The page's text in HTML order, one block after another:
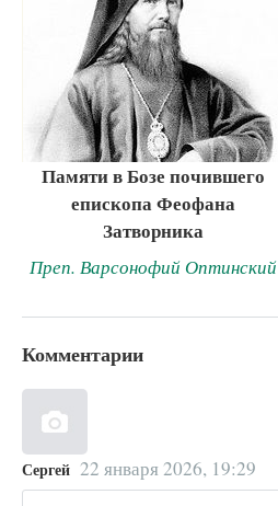
Памяти в Бозе почившего
епископа Феофана
Затворника
Преп. Варсонофий Оптинский
Комментарии
Сергей 22 января 2026, 19:29